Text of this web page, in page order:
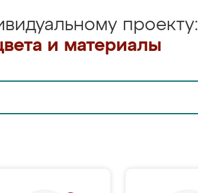
проекту:
и материалы